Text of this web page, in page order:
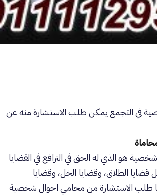
في التجمع يمكن طلب الاستشارة منه عن
هو الذي له الحق في الترافع في القضايا
قضايا الطلاق، وقضايا الخل، وقضايا
طلب الاستشارة من محامي احوال شخصية